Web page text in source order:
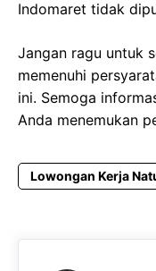
Indomaret tidak
Jangan ragu untuk
memenuhi
ini. Semoga
Anda menemukan
Lowongan Kerja